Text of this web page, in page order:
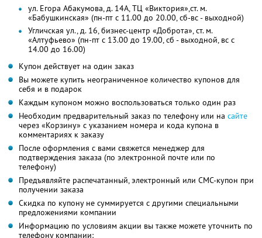
ул. Егора Абакумова, д. 14А, ТЦ «Виктория»,ст. м.
«Бабушкинская» (пн-пт с 11.00 до 20.00, сб-вс - выходной)
Угличская ул., д. 16, бизнес-центр «Доброта», ст. м.
«Алтуфьево» (пн-пт с 13.00 до 19.00, сб - выходной, вс с
14.00 до 16.00)
Купон действует на один заказ
Вы можете купить неограниченное количество купонов для
себя и в подарок
Каждым купоном можно воспользоваться только один раз
Необходим предварительный заказ по телефону или на сайте
через «Корзину» с указанием номера и кода купона в
комментариях к заказу
После оформления с вами свяжется менеджер для
подтверждения заказа (по электронной почте или по
телефону)
Предъявляйте распечатанный, электронный или СМС-купон при
получении заказа
Скидка по купону не суммируется с другими специальными
предложениями компании
Информацию по условиям акции вы также можете уточнить по
телефону компании: